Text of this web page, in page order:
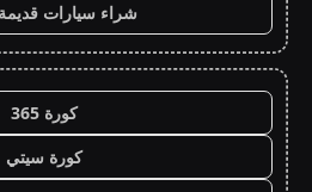
شراء سيارات
كورة 365
كورة سيتي